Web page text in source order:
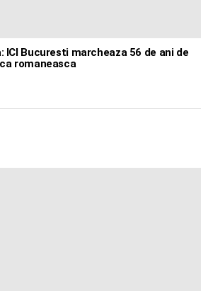
ICI Bucuresti marcheaza 56 de ani de
romaneasca